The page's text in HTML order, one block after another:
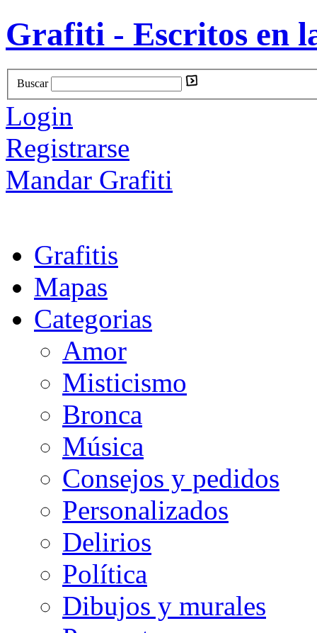
Grafiti - Escritos en
Buscar
Login
Registrarse
Mandar Grafiti
Grafitis
Mapas
Categorias
Amor
Misticismo
Bronca
Música
Consejos y pedidos
Personalizados
Delirios
Política
Dibujos y murales